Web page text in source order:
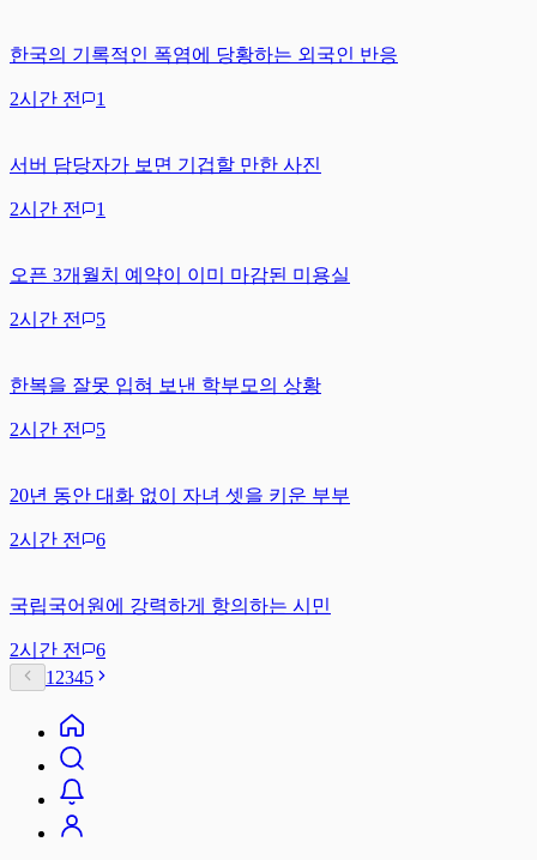
한국의 기록적인 폭염에 당황하는 외국인 반응
2시간 전 1
서버 담당자가 보면 기겁할 만한 사진
2시간 전 1
오픈 3개월치 예약이 이미 마감된 미용실
2시간 전 5
한복을 잘못 입혀 보낸 학부모의 상황
2시간 전 5
20년 동안 대화 없이 자녀 셋을 키운 부부
2시간 전 6
국립국어원에 강력하게 항의하는 시민
2시간 전
6
1 2345